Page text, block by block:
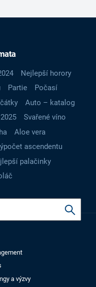
Nejlepší horory
Partie
Počasí
Auto – katalog
Svařené víno
Aloe vera
ascendentu
palačinky
a výzvy